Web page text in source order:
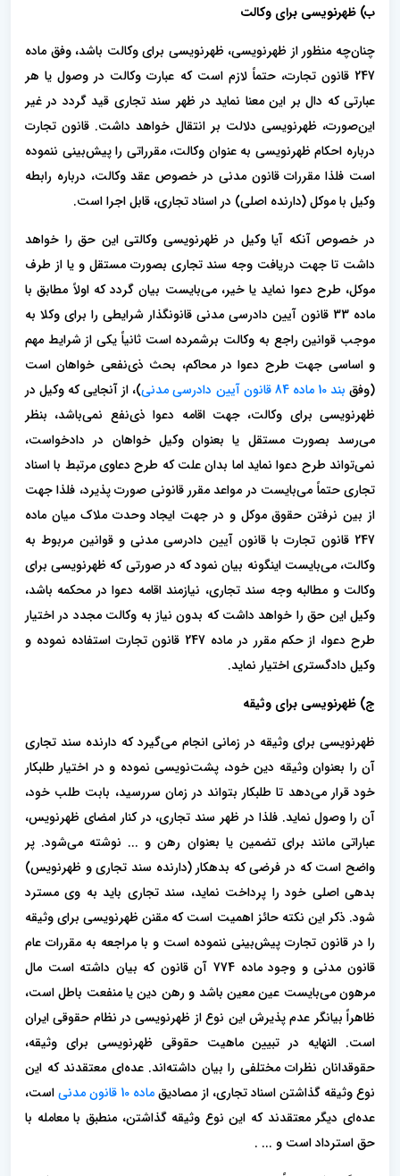
ب) ظهرنویسی برای وکالت
چنان‌چه منظور از ظهرنویسی، ظهرنویسی برای وکالت باشد، وفق ماده
247 قانون تجارت، حتماً لازم است که عبارت وکالت در وصول یا هر
عبارتی که دال بر این معنا نماید در ظهر سند تجاری قید گردد در غیر
این‌صورت، ظهرنویسی دلالت بر انتقال خواهد داشت. قانون تجارت
درباره احکام ظهرنویسی به عنوان وکالت، مقرراتی را پیش‌بینی ننموده
است فلذا مقررات قانون مدنی در خصوص عقد وکالت، درباره رابطه
وکیل با موکل (دارنده اصلی) در اسناد تجاری، قابل اجرا است.
در خصوص آنکه آیا وکیل در ظهرنویسی وکالتی این حق را خواهد
داشت تا جهت دریافت وجه سند تجاری بصورت مستقل و یا از طرف
موکل، طرح دعوا نماید یا خیر، می‌بایست بیان گردد که اولاً مطابق با
ماده 33 قانون آیین دادرسی مدنی قانونگذار شرایطی را برای وکلا به
موجب قوانین راجع به وکالت برشمرده است ثانیاً یکی از شرایط مهم
و اساسی جهت طرح دعوا در محاکم، بحث‌ ذی‌نفعی خواهان است
(وفق بند 10 ماده 84 قانون آیین دادرسی مدنی
)، از آنجایی که وکیل در
ظهرنویسی برای وکالت، جهت اقامه دعوا ذی‌نفع نمی‌باشد، بنظر
می‌رسد بصورت مستقل یا بعنوان وکیل خواهان در دادخواست،
نمی‌تواند طرح دعوا نماید اما بدان علت که طرح دعاوی مرتبط با اسناد
تجاری حتماً می‌بایست در مواعد مقرر قانونی صورت پذیرد، فلذا جهت
از بین نرفتن حقوق موکل و در جهت ایجاد وحدت ملاک میان ماده
247 قانون تجارت با قانون آیین دادرسی مدنی و‌ قوانین مربوط به
وکالت، می‌بایست اینگونه بیان نمود که در صورتی که ظهرنویسی برای
وکالت و مطالبه وجه سند تجاری، نیازمند اقامه دعوا در محکمه باشد،
وکیل این حق را خواهد داشت که بدون نیاز به وکالت مجدد در اختیار
طرح دعوا، از حکم مقرر در ماده 247 قانون تجارت استفاده نموده و
وکیل دادگستری اختیار نماید.
ج) ظهرنویسی برای وثیقه
ظهرنویسی برای وثیقه در زمانی انجام می‌گیرد که دارنده سند تجاری
آن را بعنوان وثیقه دین خود، پشت‌نویسی نموده و در اختیار طلبکار
خود قرار می‌دهد تا طلبکار بتواند در زمان سررسید، بابت طلب خود،
آن را وصول نماید. فلذا در ظهر سند تجاری، در کنار امضای ظهرنویس،
عباراتی مانند برای تضمین یا بعنوان رهن و ... نوشته می‌شود. پر
واضح است که در فرضی که بدهکار (دارنده سند تجاری و ظهرنویس)
بدهی اصلی خود را پرداخت نماید، سند تجاری باید به وی مسترد
شود. ذکر این نکته حائز اهمیت است که مقنن ظهرنویسی برای وثیقه
را در قانون تجارت پیش‌بینی ننموده است و با مراجعه به مقررات عام
قانون مدنی و وجود ماده 774 آن قانون که بیان داشته است مال
مرهون می‌بایست عین معین باشد و رهن دین یا منفعت باطل است،
ظاهراً بیانگر عدم پذیرش این نوع از ظهرنویسی در نظام حقوقی ایران
است. النهایه در تبیین ماهیت حقوقی ظهرنویسی برای وثیقه،
حقوقدانان نظرات مختلفی را بیان داشته‌اند. عده‌ای معتقدند که این
نوع وثیقه گذاشتن اسناد تجاری، از مصادیقماده 10 قانون مدنی
است،
عده‌ای دیگر معتقدند که این نوع وثیقه گذاشتن، منطبق با معامله با
حق استرداد است و ... .